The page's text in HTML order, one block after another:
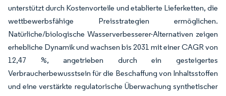
unterstützt durch Kostenvorteile und etablierte Lieferketten, die
wettbewerbsfähige Preisstrategien ermöglichen.
Natürliche/biologische Wasserverbesserer-Alternativen zeigen
erhebliche Dynamik und wachsen bis 2031 mit einer CAGR von
12,47 %, angetrieben durch ein gesteigertes
Verbraucherbewusstsein für die Beschaffung von Inhaltsstoffen
und eine verstärkte regulatorische Überwachung synthetischer